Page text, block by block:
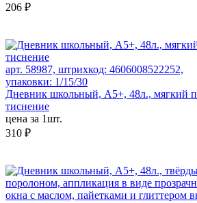
206 ₽
арт. 58987, штрихкод: 4606008522252,
упаковки: 1/15/30
Дневник школьный, А5+, 48л., мягкий
тиснение
цена за 1шт.
310 ₽